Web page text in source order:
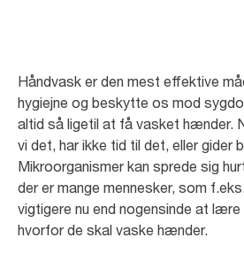
Håndvask er den mest effektive
hygiejne og beskytte os mod
altid så ligetil at få vasket hænder.
vi det, har ikke tid til det, eller gider
Mikroorganismer kan sprede sig
der er mange mennesker, som
vigtigere nu end nogensinde at
hvorfor de skal vaske hænder.